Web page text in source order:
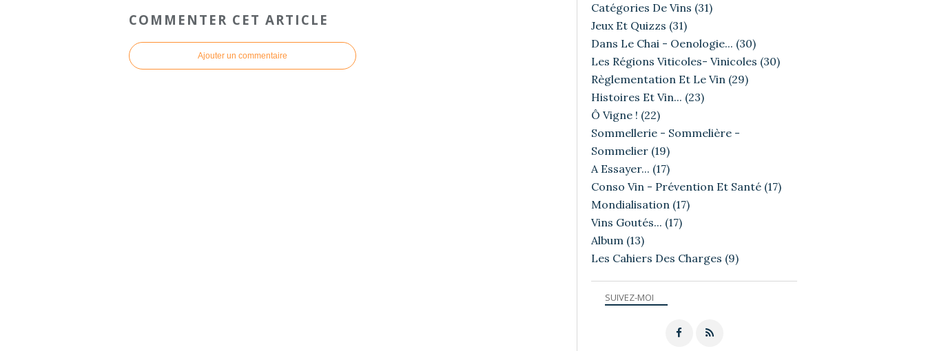
COMMENTER CET ARTICLE
Ajouter un commentaire
SUIVEZ-MOI
Catégories De Vins (31)
Jeux Et Quizzs (31)
Dans Le Chai - Oenologie... (30)
Les Régions Viticoles- Vinicoles (30)
Règlementation Et Le Vin (29)
Histoires Et Vin... (23)
Ô Vigne ! (22)
Sommellerie - Sommelière -
Sommelier (19)
A Essayer... (17)
Conso Vin - Prévention Et Santé (17)
Mondialisation (17)
Vins Goutés... (17)
Album (13)
Les Cahiers Des Charges (9)